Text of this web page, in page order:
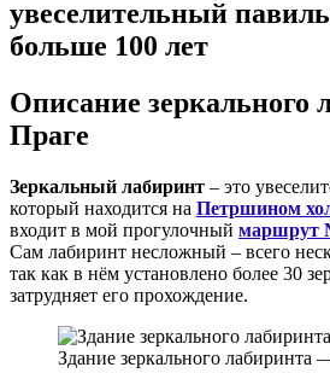
увеселительный
больше 100 лет
Описание зеркального
Праге
Зеркальный лабиринт – это
который находится на Петршином
входит в мой прогулочный маршрут
Сам лабиринт несложный – всего
так как в нём установлено более 30
затрудняет его прохождение.
Здание зеркального лабиринта